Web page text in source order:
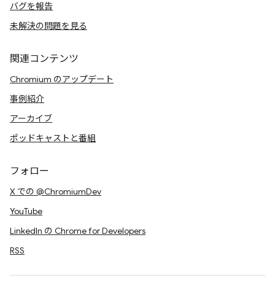
バグを報告
未解決の問題を見る
関連コンテンツ
Chromium のアップデート
事例紹介
アーカイブ
ポッドキャストと番組
フォロー
X での @ChromiumDev
YouTube
LinkedIn の Chrome for Developers
RSS